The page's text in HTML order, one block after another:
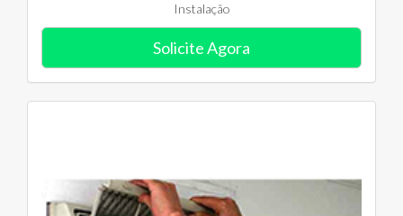
Instalação
Solicite Agora